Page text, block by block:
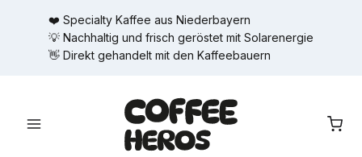
springen
❤️ Specialty Kaffee aus Niederbayern
💡 Nachhaltig und frisch geröstet mit Solarenergie
👋 Direkt gehandelt mit den Kaffeebauern